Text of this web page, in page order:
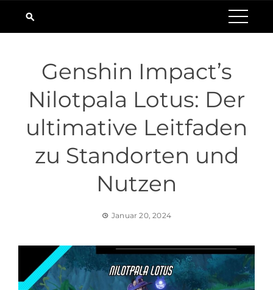
Genshin Impact’s
Nilotpala Lotus: Der
ultimative Leitfaden
zu Standorten und
Nutzen
Januar 20, 2024